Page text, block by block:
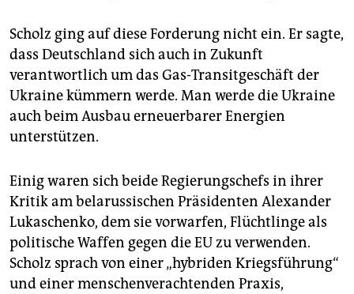
Scholz ging auf diese Forderung nicht ein. Er sagte,
dass Deutschland sich auch in Zukunft
verantwortlich um das Gas-Transitgeschäft der
Ukraine kümmern werde. Man werde die Ukraine
auch beim Ausbau erneuerbarer Energien
unterstützen.
Einig waren sich beide Regierungschefs in ihrer
Kritik am belarussischen Präsidenten Alexander
Lukaschenko, dem sie vorwarfen, Flüchtlinge als
politische Waffen gegen die EU zu verwenden.
Scholz sprach von einer „hybriden Kriegsführung“
und einer menschenverachtenden Praxis,